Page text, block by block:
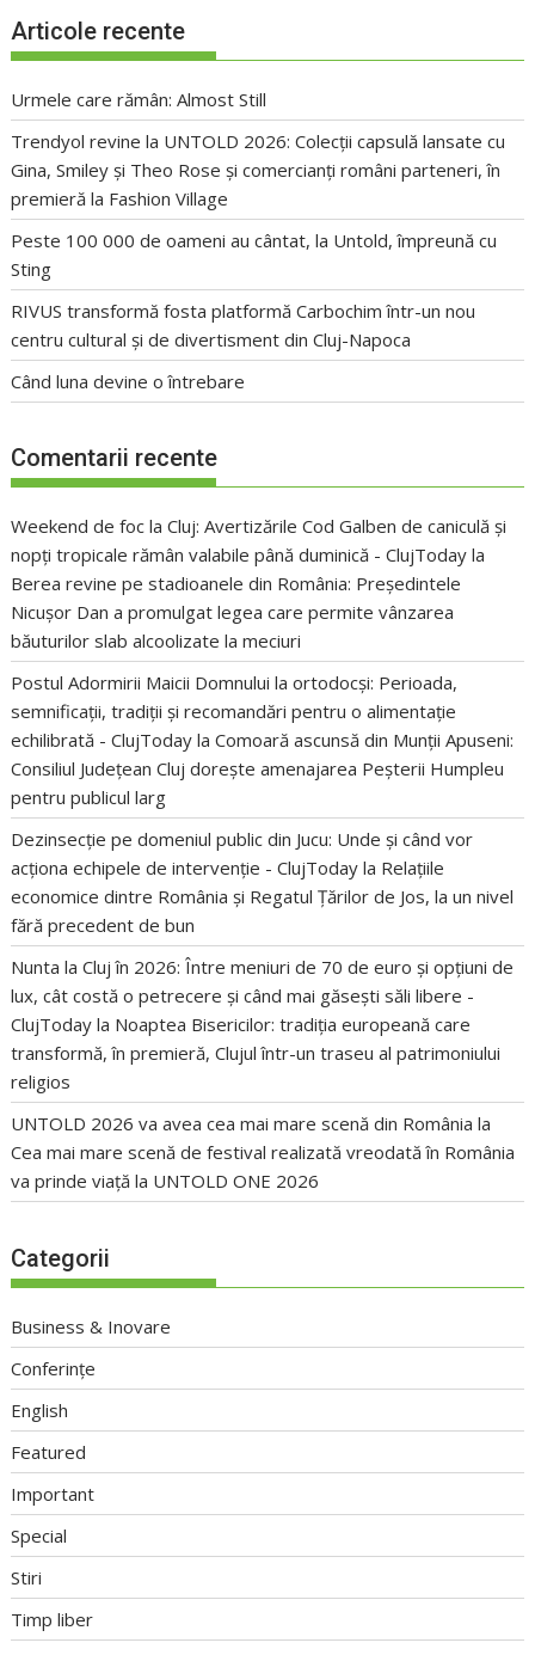
Articole recente
Urmele care rămân: Almost Still
Trendyol revine la UNTOLD 2026: Colecții capsulă lansate cu
Gina, Smiley și Theo Rose și comercianți români parteneri, în
premieră la Fashion Village
Peste 100 000 de oameni au cântat, la Untold, împreună cu
Sting
RIVUS transformă fosta platformă Carbochim într-un nou
centru cultural și de divertisment din Cluj-Napoca
Când luna devine o întrebare
Comentarii recente
Weekend de foc la Cluj: Avertizările Cod Galben de caniculă și
nopți tropicale rămân valabile până duminică - ClujToday la
Berea revine pe stadioanele din România: Președintele
Nicușor Dan a promulgat legea care permite vânzarea
băuturilor slab alcoolizate la meciuri
Postul Adormirii Maicii Domnului la ortodocși: Perioada,
semnificații, tradiții și recomandări pentru o alimentație
echilibrată - ClujToday laComoară ascunsă din Munții Apuseni:
Consiliul Județean Cluj dorește amenajarea Peșterii Humpleu
pentru publicul larg
Dezinsecție pe domeniul public din Jucu: Unde și când vor
acționa echipele de intervenție - ClujToday la Relațiile
economice dintre România și Regatul Țărilor de Jos, la un nivel
fără precedent de bun
Nunta la Cluj în 2026: Între meniuri de 70 de euro și opțiuni de
lux, cât costă o petrecere și când mai găsești săli libere -
ClujToday la Noaptea Bisericilor: tradiția europeană care
transformă, în premieră, Clujul într-un traseu al patrimoniului
religios
UNTOLD 2026 va avea cea mai mare scenă din România la
Cea mai mare scenă de festival realizată vreodată în România
va prinde viață la UNTOLD ONE 2026
Categorii
Business & Inovare
Conferințe
English
Featured
Important
Special
Stiri
Timp liber